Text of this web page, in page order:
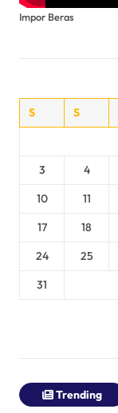
Impor Beras
S
S
3
4
10
11
17
18
24
25
31
Trending